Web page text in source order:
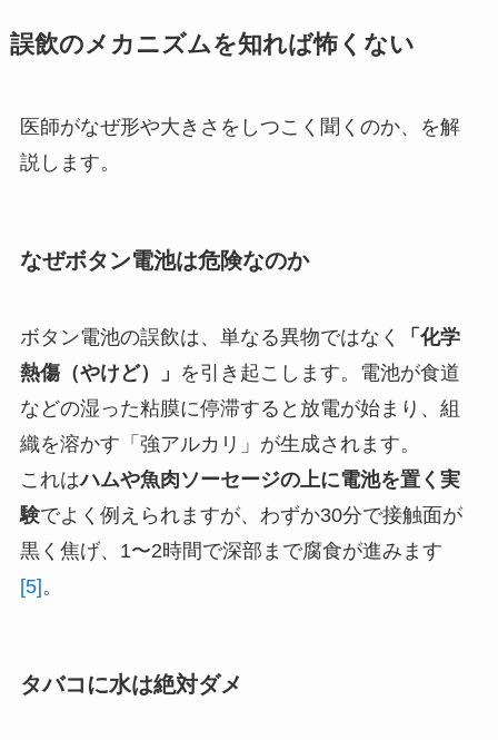
誤飲のメカニズムを知れば怖くない
医師がなぜ形や大きさをしつこく聞くのか、を解
説します。
なぜボタン電池は危険なのか
ボタン電池の誤飲は、単なる異物ではなく
「化学
熱傷（やけど）」 を引き起こします。電池が食道
などの湿った粘膜に停滞すると放電が始まり、組
織を溶かす「強アルカリ」が生成されます。
これはハムや魚肉ソーセージの上に電池を置く実
験でよく例えられますが、わずか30分で接触面が
黒く焦げ、1〜2時間で深部まで腐食が進みます
[5]。
タバコに水は絶対ダメ